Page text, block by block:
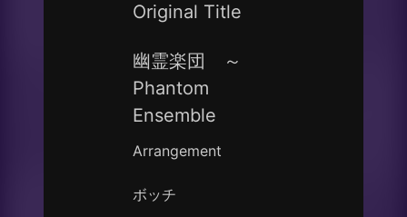
Original Title
幽霊楽団 ～
Phantom
Ensemble
Arrangement
ボッチ